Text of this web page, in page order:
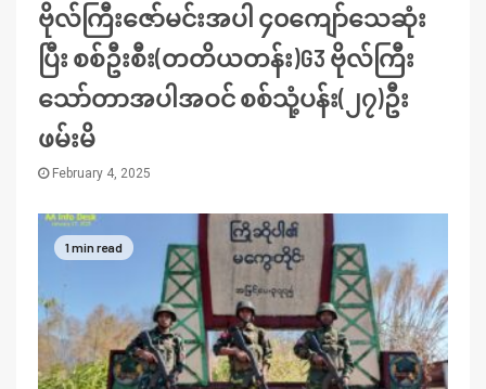
ဗိုလ်ကြီးဇော်မင်းအပါ ၄၀ကျော်သေဆုံး
ပြီး စစ်ဦးစီး(တတိယတန်း)G3 ဗိုလ်ကြီး
သော်တာအပါအဝင် စစ်သုံ့ပန်း(၂၇)ဦး
ဖမ်းမိ
February 4, 2025
1 min read